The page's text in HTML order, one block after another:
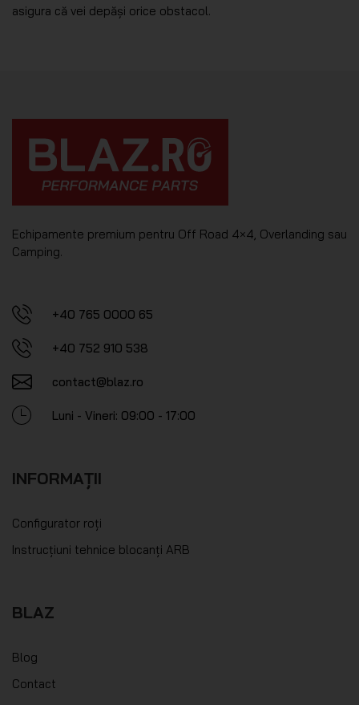
asigura că vei depăși orice obstacol.
Echipamente premium pentru Off Road 4×4, Overlanding sau
Camping.
+40 765 0000 65
+40 752 910 538
contact@blaz.ro
Luni - Vineri: 09:00 - 17:00
INFORMAȚII
Configurator roți
Instrucțiuni tehnice blocanți ARB
BLAZ
Blog
Contact